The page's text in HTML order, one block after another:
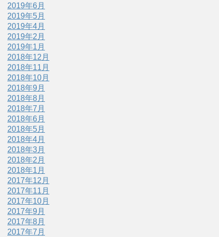
2019年6月
2019年5月
2019年4月
2019年2月
2019年1月
2018年12月
2018年11月
2018年10月
2018年9月
2018年8月
2018年7月
2018年6月
2018年5月
2018年4月
2018年3月
2018年2月
2018年1月
2017年12月
2017年11月
2017年10月
2017年9月
2017年8月
2017年7月